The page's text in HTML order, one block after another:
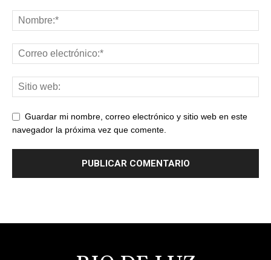
Guardar mi nombre, correo electrónico y sitio web en este
navegador la próxima vez que comente.